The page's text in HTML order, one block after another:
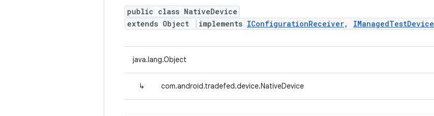
public class NativeDevice
extends Object
implements IConfigurationReceiver, IManagedTestDevice
java.lang.Object
↳ com.android.tradefed.device.NativeDevice